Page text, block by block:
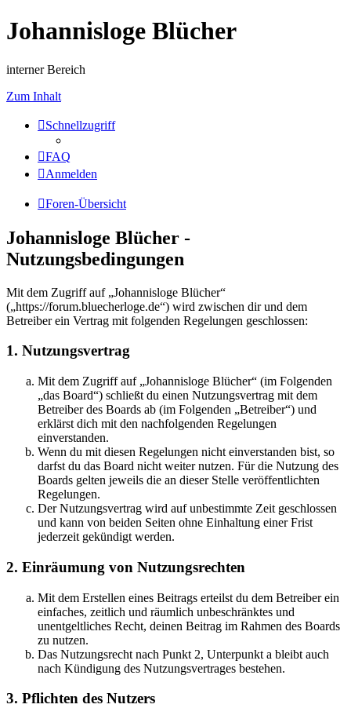
Johannisloge Blücher
interner Bereich
Zum Inhalt
Schnellzugriff
FAQ
Anmelden
Foren-Übersicht
Johannisloge Blücher -
Nutzungsbedingungen
Mit dem Zugriff auf „Johannisloge Blücher“
(„https://forum.bluecherloge.de“) wird zwischen dir und dem
Betreiber ein Vertrag mit folgenden Regelungen geschlossen:
1. Nutzungsvertrag
Mit dem Zugriff auf „Johannisloge Blücher“ (im Folgenden
„das Board“) schließt du einen Nutzungsvertrag mit dem
Betreiber des Boards ab (im Folgenden „Betreiber“) und
erklärst dich mit den nachfolgenden Regelungen
einverstanden.
Wenn du mit diesen Regelungen nicht einverstanden bist, so
darfst du das Board nicht weiter nutzen. Für die Nutzung des
Boards gelten jeweils die an dieser Stelle veröffentlichten
Regelungen.
Der Nutzungsvertrag wird auf unbestimmte Zeit geschlossen
und kann von beiden Seiten ohne Einhaltung einer Frist
jederzeit gekündigt werden.
2. Einräumung von Nutzungsrechten
Mit dem Erstellen eines Beitrags erteilst du dem Betreiber ein
einfaches, zeitlich und räumlich unbeschränktes und
unentgeltliches Recht, deinen Beitrag im Rahmen des Boards
zu nutzen.
Das Nutzungsrecht nach Punkt 2, Unterpunkt a bleibt auch
nach Kündigung des Nutzungsvertrages bestehen.
3. Pflichten des Nutzers